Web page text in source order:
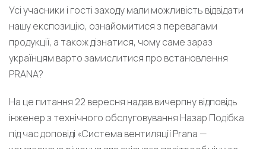
Усі учасники і гості заходу мали можливість відвідати
нашу експозицію, ознайомитися з перевагами
продукції, а також дізнатися, чому саме зараз
українцям варто замислитися про встановлення
PRANA?
На це питання 22 вересня надав вичерпну відповідь
інженер з технічного обслуговування Назар Подібка
під час доповіді «Система вентиляції Prana —